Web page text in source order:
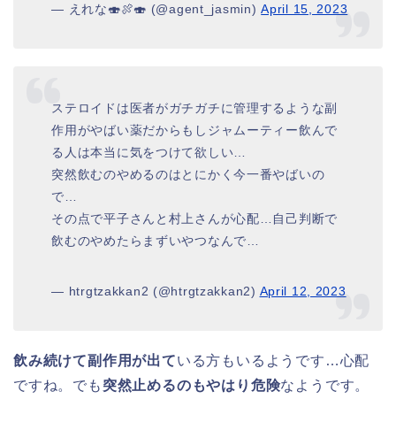
— えれな🍣🍖🍣 (@agent_jasmin)April 15, 2023
ステロイドは医者がガチガチに管理するような副
作用がやばい薬だからもしジャムーティー飲んで
る人は本当に気をつけて欲しい…
突然飲むのやめるのはとにかく今一番やばいの
で…
その点で平子さんと村上さんが心配…自己判断で
飲むのやめたらまずいやつなんで…
— htrgtzakkan2 (@htrgtzakkan2) April 12, 2023
飲み続けて副作用が出ている方もいるようです…心配
ですね。でも 突然止めるのもやはり危険なようです。